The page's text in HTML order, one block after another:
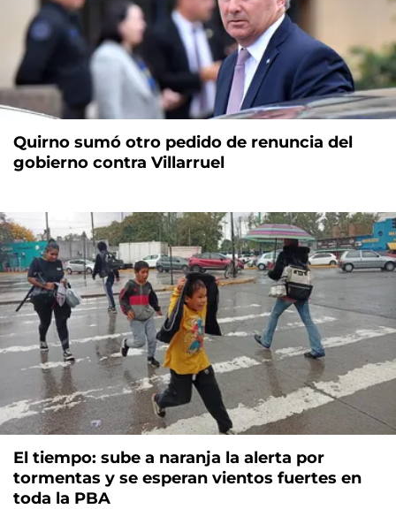
Quirno sumó otro pedido de renuncia del
gobierno contra Villarruel
El tiempo: sube a naranja la alerta por
tormentas y se esperan vientos fuertes en
toda la PBA